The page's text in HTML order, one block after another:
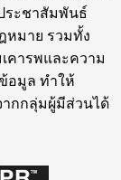
ระชาสัมพันธ์
หมาย รวมทั้ง
คารพและความ
อมูล ทำให้
ากกลุ่มผู้มีส่วนได้